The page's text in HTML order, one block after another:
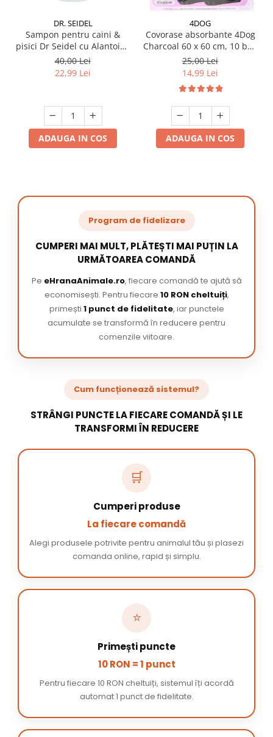
DR. SEIDEL
Sampon pentru caini &
pisici Dr Seidel cu Alantoina
220 ml
40,00 Lei
22,99 Lei
ADAUGA IN COS
4DOG
Covorase absorbante 4Dog
Charcoal 60 x 60 cm, 10 buc
/ pachet
25,00 Lei
14,99 Lei
ADAUGA IN COS
Program de fidelizare
CUMPERI MAI MULT, PLĂTEȘTI MAI PUȚIN LA
URMĂTOAREA COMANDĂ
Pe eHranaAnimale.ro, fiecare comandă te ajută să
economisești. Pentru fiecare 10 RON cheltuiți,
primești 1 punct de fidelitate, iar punctele
acumulate se transformă în reducere pentru
comenzile viitoare.
Cum funcționează sistemul?
STRÂNGI PUNCTE LA FIECARE COMANDĂ ȘI LE
TRANSFORMI ÎN REDUCERE
🛒
Cumperi produse
La fiecare comandă
Alegi produsele potrivite pentru animalul tău și plasezi
comanda online, rapid și simplu.
⭐
Primești puncte
10 RON = 1 punct
Pentru fiecare 10 RON cheltuiți, sistemul îți acordă
automat 1 punct de fidelitate.